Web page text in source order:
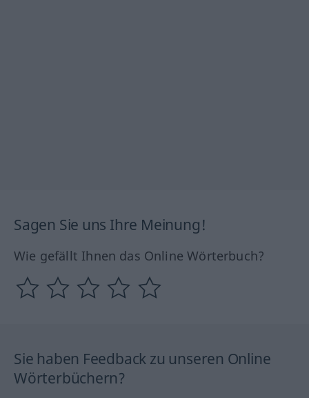
Sagen Sie uns Ihre Meinung!
Wie gefällt Ihnen das Online Wörterbuch?
Sie haben Feedback zu unseren Online
Wörterbüchern?